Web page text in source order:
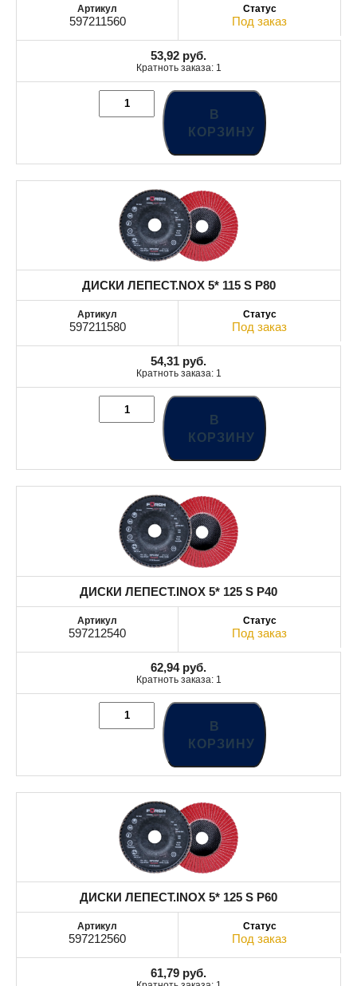
597211560 Под заказ
53,92 руб.
Кратноть заказа: 1
В
КОРЗИНУ
ДИСКИ ЛЕПЕСТ.NOX 5* 115 S P80
597211580 Под заказ
54,31 руб.
Кратноть заказа: 1
В
КОРЗИНУ
ДИСКИ ЛЕПЕСТ.INOX 5* 125 S P40
597212540 Под заказ
62,94 руб.
Кратноть заказа: 1
В
КОРЗИНУ
ДИСКИ ЛЕПЕСТ.INOX 5* 125 S P60
597212560 Под заказ
61,79 руб.